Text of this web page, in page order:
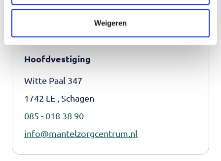
Weigeren
Contact
Hoofdvestiging
Witte Paal 347
1742 LE , Schagen
085 - 018 38 90
info@mantelzorgcentrum.nl